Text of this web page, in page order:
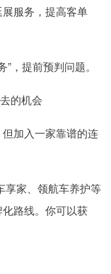
服务，提高客单
，提前预判问题。
的机会
加入一家靠谱的连
享家、领航车养护等
路线。你可以获